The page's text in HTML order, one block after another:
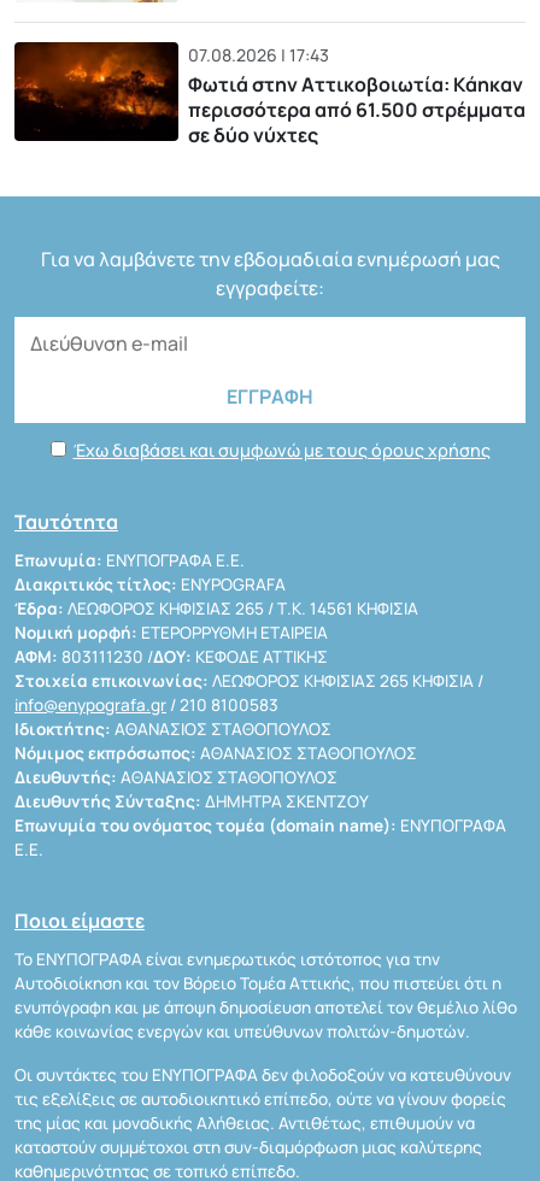
07.08.2026 | 17:43
Φωτιά στην Αττικοβοιωτία: Kάηκαν
περισσότερα από 61.500 στρέμματα
σε δύο νύχτες
Για να λαμβάνετε την εβδομαδιαία ενημέρωσή μας
εγγραφείτε:
Έχω διαβάσει και συμφωνώ με τους όρους χρήσης
Ταυτότητα
Επωνυμία: ΕΝΥΠΟΓΡΑΦΑ Ε.Ε.
Διακριτικός τίτλος: ENYPOGRAFA
Έδρα: ΛΕΩΦΟΡΟΣ ΚΗΦΙΣΙΑΣ 265 / Τ.Κ. 14561 ΚΗΦΙΣΙΑ
Νομική μορφή: ΕΤΕΡΟΡΡΥΘΜΗ ΕΤΑΙΡΕΙΑ
ΑΦΜ: 803111230 /ΔΟΥ: ΚΕΦΟΔΕ ΑΤΤΙΚΗΣ
Στοιχεία επικοινωνίας: ΛΕΩΦΟΡΟΣ ΚΗΦΙΣΙΑΣ 265 ΚΗΦΙΣΙΑ /
info@enypografa.gr / 210 8100583
Ιδιοκτήτης: ΑΘΑΝΑΣΙΟΣ ΣΤΑΘΟΠΟΥΛΟΣ
Νόμιμος εκπρόσωπος: ΑΘΑΝΑΣΙΟΣ ΣΤΑΘΟΠΟΥΛΟΣ
Διευθυντής: ΑΘΑΝΑΣΙΟΣ ΣΤΑΘΟΠΟΥΛΟΣ
Διευθυντής Σύνταξης: ΔΗΜΗΤΡΑ ΣΚΕΝΤΖΟΥ
Επωνυμία του ονόματος τομέα (domain name): ΕΝΥΠΟΓΡΑΦΑ
Ε.Ε.
Ποιοι είμαστε
Το ΕΝΥΠΟΓΡΑΦΑ είναι ενημερωτικός ιστότοπος για την
Αυτοδιοίκηση και τον Βόρειο Τομέα Αττικής, που πιστεύει ότι η
ενυπόγραφη και με άποψη δημοσίευση αποτελεί τον θεμέλιο λίθο
κάθε κοινωνίας ενεργών και υπεύθυνων πολιτών-δημοτών.
Οι συντάκτες του ΕΝΥΠΟΓΡΑΦΑ δεν φιλοδοξούν να κατευθύνουν
τις εξελίξεις σε αυτοδιοικητικό επίπεδο, ούτε να γίνουν φορείς
της μίας και μοναδικής Αλήθειας. Αντιθέτως, επιθυμούν να
καταστούν συμμέτοχοι στη συν-διαμόρφωση μιας καλύτερης
καθημερινότητας σε τοπικό επίπεδο.